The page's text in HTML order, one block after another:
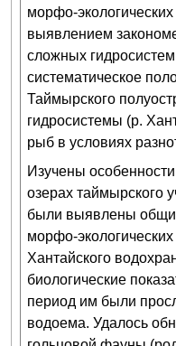
морфо-
выявлением
сложных
систематическое
Таймырского
гидросистемы (р.
рыб в условиях
Изучены
озерах таймырского
были выявлены
морфо-
Хантайского
биологические
период им были
водоема. Удалось